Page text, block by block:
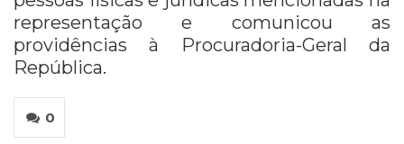
representação e comunicou as
providências à Procuradoria-Geral da
República.
0